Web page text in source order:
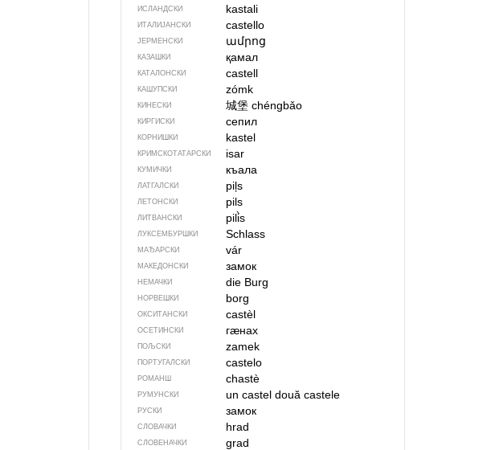
ИСЛАНДСКИ kastali
ИТАЛИЈАНСКИ castello
ЈЕРМЕНСКИ ամրոց
КАЗАШКИ қамал
КАТАЛОНСКИ castell
КАШУПСКИ zómk
КИНЕСКИ 城堡chéngbǎo
КИРГИСКИ сепил
КОРНИШКИ kastel
КРИМСКОТАТАРСКИ isar
КУМИЧКИ къала
ЛАТГАЛСКИ piļs
ЛЕТОНСКИ pils
ЛИТВАНСКИ pili̇̀s
ЛУКСЕМБУРШКИ Schlass
МАЂАРСКИ vár
МАКЕДОНСКИ замок
НЕМАЧКИ die Burg
НОРВЕШКИ borg
ОКСИТАНСКИ castèl
ОСЕТИНСКИ гӕнах
ПОЉСКИ zamek
ПОРТУГАЛСКИ castelo
РОМАНШ chastè
РУМУНСКИ un casteldouă castele
РУСКИ замок
СЛОВАЧКИ hrad
СЛОВЕНАЧКИ grad